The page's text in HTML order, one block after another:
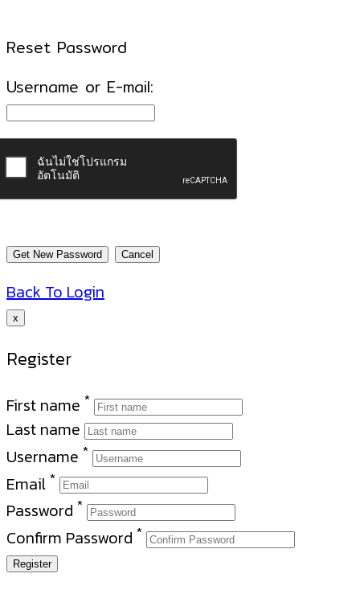
Reset Password
Username or E-mail:
Back To Login
x
Register
First name *
Last name
Username *
Email *
Password *
Confirm Password *
Register